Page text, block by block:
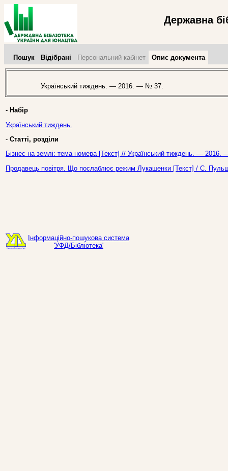
Державна
Пошук Відібрані Персональний кабінет Опис документа
Український тиждень. — 2016. — № 37.
- Набір
Український тиждень.
- Статті, розділи
Бізнес на землі: тема номера [Текст] // Український тиждень. —
Продавець повітря. Що послаблює режим Лукашенки [Текст] / С.
Інформаційно-пошукова система
'УФД/Бібліотека'